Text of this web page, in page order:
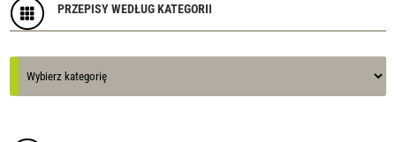
 PRZEPISY WEDŁUG KATEGORII